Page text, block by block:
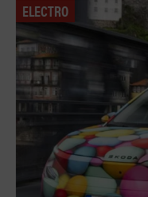
ELECTRO